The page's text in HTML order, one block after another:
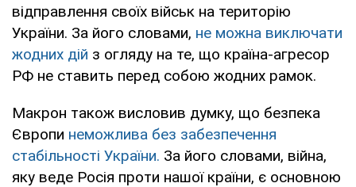
відправлення своїх військ на територію
України. За його словами, не можна виключати
жодних дій з огляду на те, що країна-агресор
РФ не ставить перед собою жодних рамок.
Макрон також висловив думку, що безпека
Європи неможлива без забезпечення
стабільності України. За його словами, війна,
яку веде Росія проти нашої країни, є основною